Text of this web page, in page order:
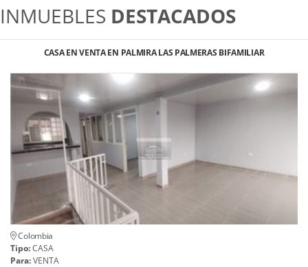
INMUEBLES DESTACADOS
CASA EN VENTA EN PALMIRA LAS PALMERAS BIFAMILIAR
Colombia
Tipo:CASA
Para:VENTA